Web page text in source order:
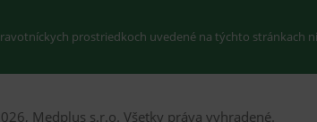
prostriedkoch uvedené na týchto stránkach
Medplus s.r.o. Všetky práva vyhradené.